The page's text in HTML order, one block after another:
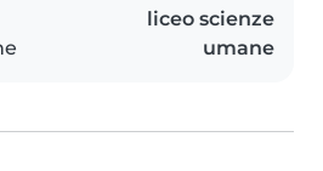
liceo scienze
umane